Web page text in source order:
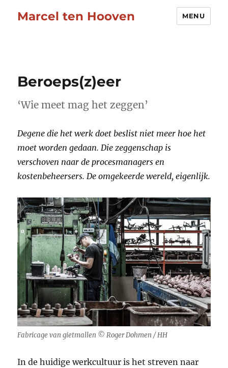
Marcel ten Hooven MENU
Beroeps(z)eer
‘Wie meet mag het zeggen’
Degene die het werk doet beslist niet meer hoe het
moet worden gedaan. Die zeggenschap is
verschoven naar de procesmanagers en
kostenbeheersers. De omgekeerde wereld, eigenlijk.
Fabricage van gietmallen © Roger Dohmen / HH
In de huidige werkcultuur is het streven naar